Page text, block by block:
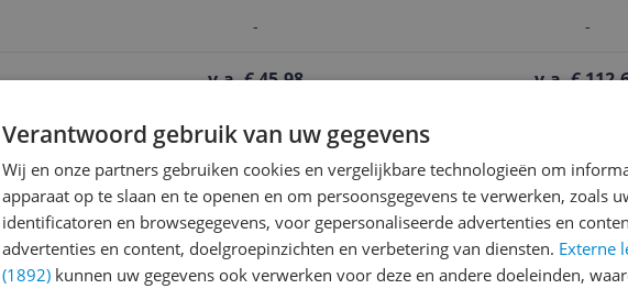
-
v.a. € 45,98
-
v.a. €
Reviews
Er zijn nog geen
Heb jij dit product in bezit
Verantwoord gebruik van uw gegevens
Wij en onze partners gebruiken cookies en vergelijkbare technologieën om
apparaat op te slaan en te openen en om persoonsgegevens te verwerken, zoals
identificatoren en browsegegevens, voor gepersonaliseerde advertenties en
advertenties en content, doelgroepinzichten en verbetering van diensten. Externe
(1892) kunnen uw gegevens ook verwerken voor deze en andere doeleinden,